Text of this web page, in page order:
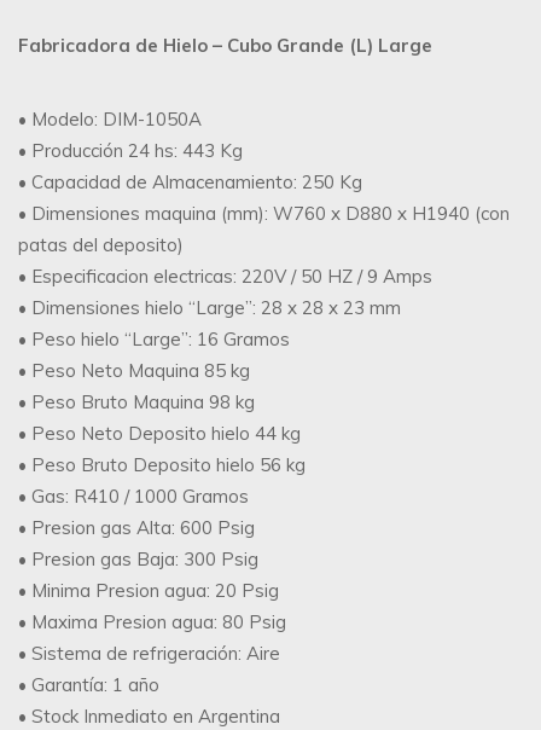
Fabricadora de Hielo – Cubo Grande (L) Large
• Modelo: DIM-1050A
• Producción 24 hs: 443 Kg
• Capacidad de Almacenamiento: 250 Kg
• Dimensiones maquina (mm): W760 x D880 x H1940 (con
patas del deposito)
• Especificacion electricas: 220V / 50 HZ / 9 Amps
• Dimensiones hielo “Large”: 28 x 28 x 23 mm
• Peso hielo “Large”: 16 Gramos
• Peso Neto Maquina 85 kg
• Peso Bruto Maquina 98 kg
• Peso Neto Deposito hielo 44 kg
• Peso Bruto Deposito hielo 56 kg
• Gas: R410 / 1000 Gramos
• Presion gas Alta: 600 Psig
• Presion gas Baja: 300 Psig
• Minima Presion agua: 20 Psig
• Maxima Presion agua: 80 Psig
• Sistema de refrigeración: Aire
• Garantía: 1 año
• Stock Inmediato en Argentina